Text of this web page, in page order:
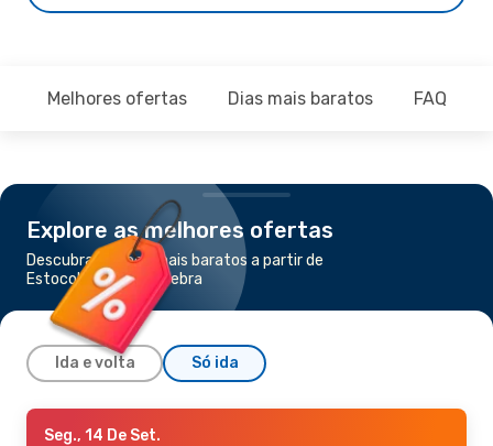
Melhores ofertas Dias mais baratos FAQ
Explore as melhores ofertas
Descubra os voos mais baratos a partir de
Estocolmo para Genebra
Ida e volta Só ida
Sex., 28 De Ago.
Seg., 14 De Set.